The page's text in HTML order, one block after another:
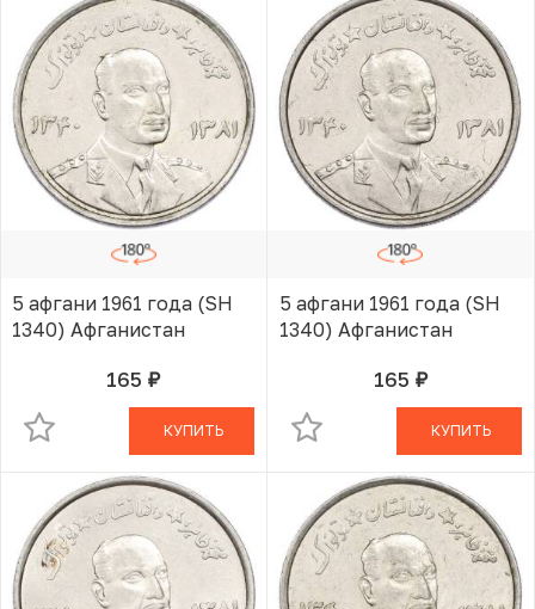
5 афгани 1961 года (SH
1340) Афганистан
165 руб.В КОРЗИНЕ
КУПИТЬ
5 афгани 1961 года (SH
1340) Афганистан
165 руб.В КОРЗИНЕ
КУПИТЬ